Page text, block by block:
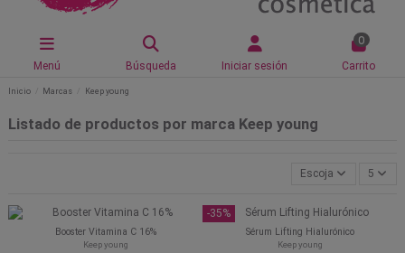
Menú Búsqueda Iniciar sesión
0
Carrito
Inicio Marcas Keep young
Listado de productos por marca Keep young
Escoja 5
Booster Vitamina C 16%
Keep young
-35%
Sérum Lifting Hialurónico
Keep young